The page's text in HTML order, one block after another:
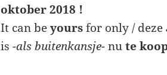
oktober 2018 !
It can beyoursfor only / deze
is-als buitenkansje-nute